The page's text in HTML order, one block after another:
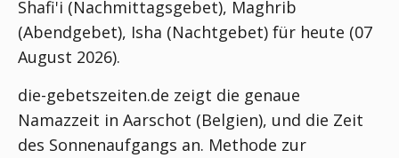
Shafi'i (Nachmittagsgebet), Maghrib
(Abendgebet), Isha (Nachtgebet) für heute (07
August 2026).
die-gebetszeiten.de zeigt die genaue
Namazzeit in Aarschot (Belgien), und die Zeit
des Sonnenaufgangs an. Methode zur